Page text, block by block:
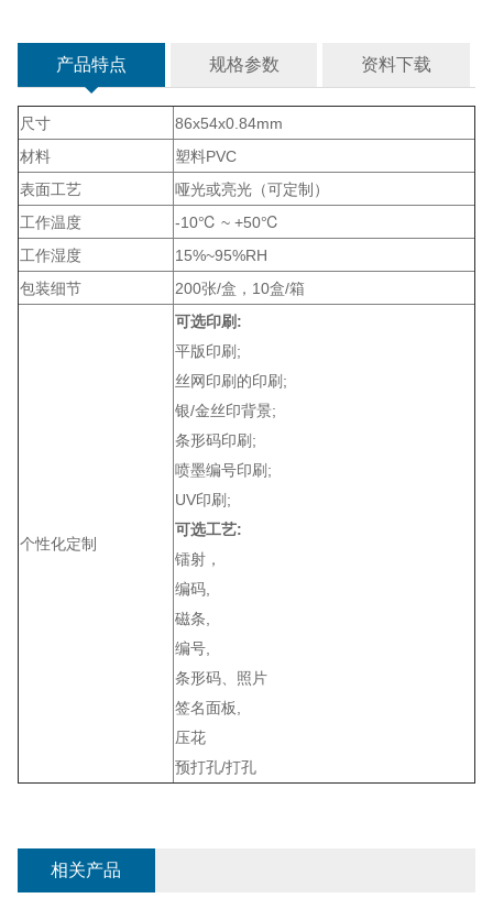
产品特点 规格参数 资料下载
尺寸
86x54x0.84mm
材料
塑料PVC
表面工艺
哑光或亮光（可定制）
工作温度
-10℃ ~ +50℃
工作湿度
15%~95%RH
包装细节
200张/盒，10盒/箱
个性化定制
可选印刷:
平版印刷;
丝网印刷的印刷;
银/金丝印背景;
条形码印刷;
喷墨编号印刷;
UV印刷;
可选工艺:
镭射，
编码,
磁条,
编号,
条形码、照片
签名面板,
压花
预打孔/打孔
相关产品